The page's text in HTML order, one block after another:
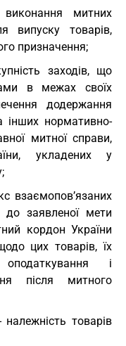
митних
випуску товарів,
призначення;
заходів, що
в межах своїх
додержання
інших нормативно-
митної справи,
укладених у
взаємопов’язаних
заявленої мети
кордон України
цих товарів, їх
і
після митного
товарів